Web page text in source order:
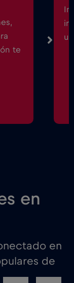
te
en
en
de